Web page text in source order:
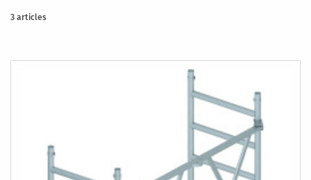
3 articles